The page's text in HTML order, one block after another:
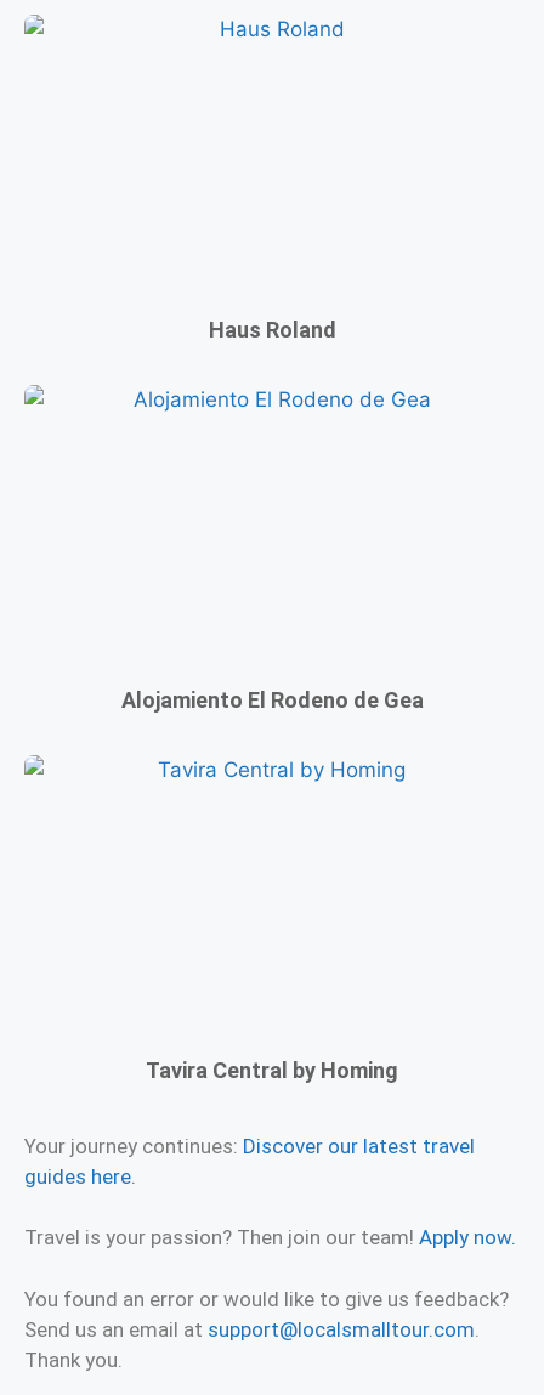
Haus Roland
Alojamiento El Rodeno de Gea
Tavira Central by Homing
Your journey continues: Discover our latest travel
guides here.
Travel is your passion? Then join our team! Apply now.
You found an error or would like to give us feedback?
Send us an email at support@localsmalltour.com
Thank you.